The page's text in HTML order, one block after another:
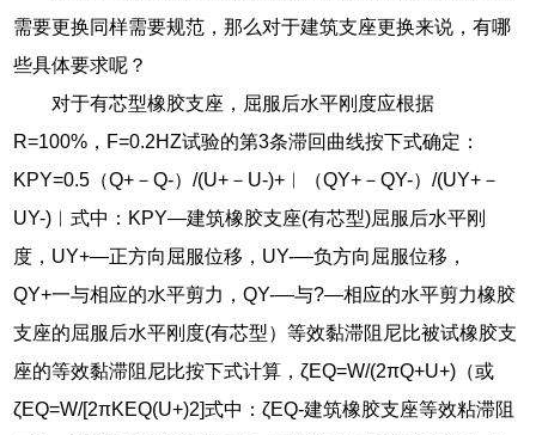
需要更换同样需要规范，那么对于建筑支座更换来说，有哪
些具体要求呢？
对于有芯型橡胶支座，屈服后水平刚度应根据
R=100%，F=0.2HZ试验的第3条滞回曲线按下式确定：
KPY=0.5（Q+－Q-）/(U+－U-)+︱（QY+－QY-）/(UY+－
UY-)︱式中：KPY―建筑橡胶支座(有芯型)屈服后水平刚
度，UY+―正方向屈服位移，UY-―负方向屈服位移，
QY+一与相应的水平剪力，QY-―与?—相应的水平剪力橡胶
支座的屈服后水平刚度(有芯型）等效黏滞阻尼比被试橡胶支
座的等效黏滞阻尼比按下式计算，ζEQ=W/(2πQ+U+)（或
ζEQ=W/[2πKEQ(U+)2]式中：ζEQ-建筑橡胶支座等效粘滞阻